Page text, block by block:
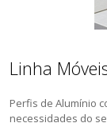
Linha
Perfis de Alumínio
necessidades do